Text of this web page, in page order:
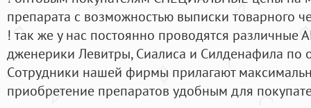
препарата с возможностью выписки товарного
! так же у нас постоянно проводятся
дженерики Левитры, Сиалиса и Силденафила по
Cотрудники нашей фирмы прилагают
приобретение препаратов удобным для